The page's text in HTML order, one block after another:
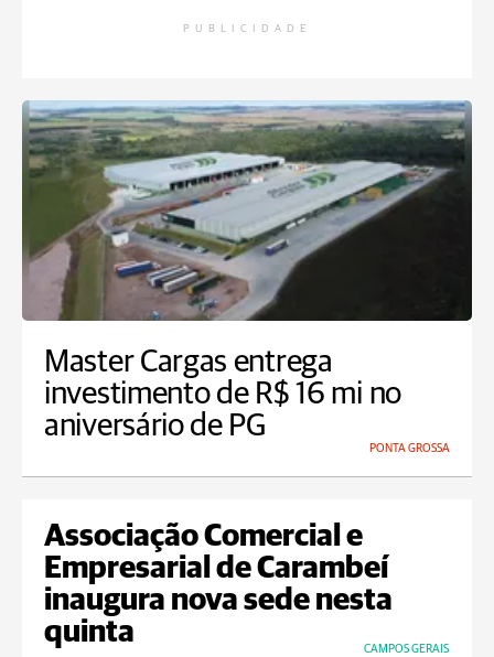
PUBLICIDADE
Master Cargas entrega
investimento de R$ 16 mi no
aniversário de PG
PONTA GROSSA
Associação Comercial e
Empresarial de Carambeí
inaugura nova sede nesta
quinta
CAMPOS GERAIS